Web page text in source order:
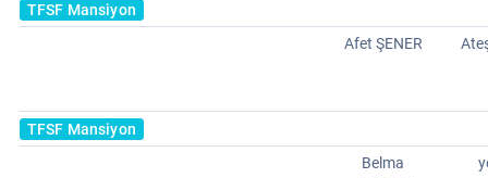
TFSF Mansiyon
Afet ŞENER
TFSF Mansiyon
Belma